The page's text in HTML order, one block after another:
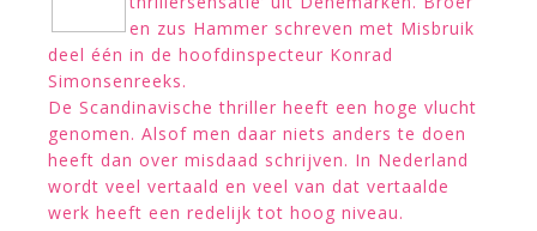
en zus Hammer schreven met Misbruik
deel één in de hoofdinspecteur Konrad
Simonsenreeks.
De Scandinavische thriller heeft een hoge vlucht
genomen. Alsof men daar niets anders te doen
heeft dan over misdaad schrijven. In Nederland
wordt veel vertaald en veel van dat vertaalde
werk heeft een redelijk tot hoog niveau.